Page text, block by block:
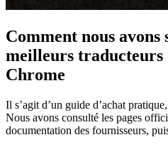
Comment nous avons
meilleurs traducteurs
Chrome
Il s’agit d’un guide d’achat
Nous avons consulté les pages
documentation des fournisseurs,